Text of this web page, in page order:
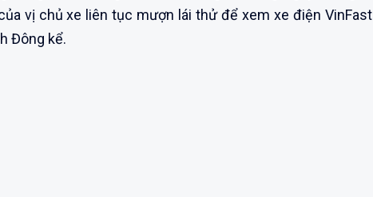
vị chủ xe liên tục mượn lái thử để xem xe điện VinFast
Đông kể.